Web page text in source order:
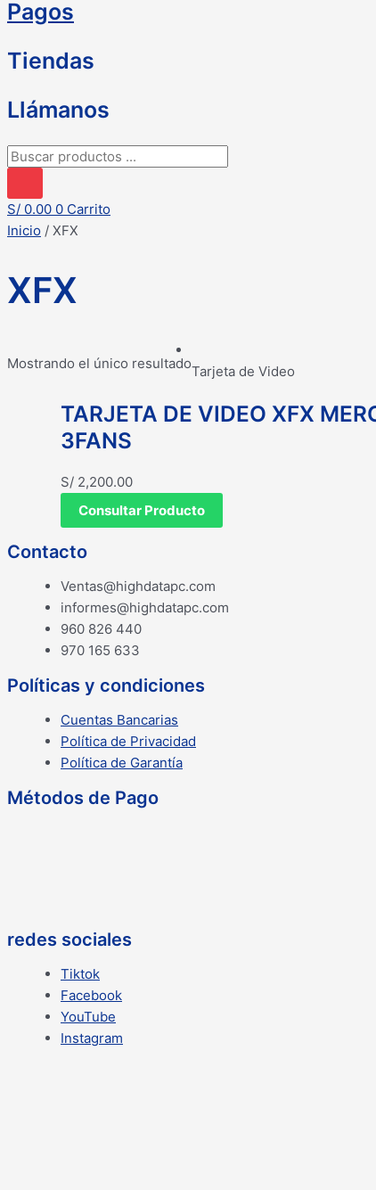
Pagos
Tiendas
Llámanos
Búsqueda
productos
S/ 0.00 0 Carrito
Inicio / XFX
XFX
Mostrando el único resultadoTarjeta de Video
TARJETA DE VIDEO XFX
3FANS
S/ 2,200.00
Consultar Producto
Contacto
Ventas@highdatapc.com
informes@highdatapc.com
960 826 440
970 165 633
Políticas y condiciones
Cuentas Bancarias
Política de Privacidad
Política de Garantía
Métodos de Pago
redes sociales
Tiktok
Facebook
YouTube
Instagram